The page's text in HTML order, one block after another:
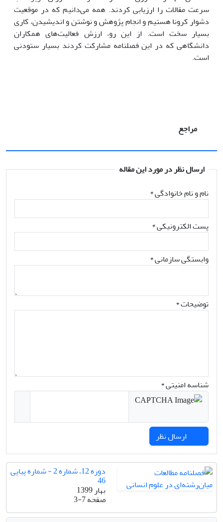
سرعت مقالات را ارزیابی کردند. همه می‌دانیم که در موقعیت
دشوار کرونا هستیم و انجام پژوهش و نوشتن و اندیشیدن، کاری
بسیار سخت است. از این رو، ارزش فعالیت‌های همکاران
دانشگاهی که در این فصلنامه مشارکت کردند بسیار ستودنی
است.
مراجع
ارسال نظر در مورد این مقاله
نام و نام خانوادگی*
پست الکترونیکی*
وابستگی سازمانی *
توضیحات *
شناسه امنیتی *
دوره 12، شماره 2 - شماره پیاپی
46
بهار 1399
صفحه3-7